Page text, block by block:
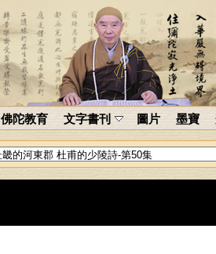
佛陀教育 文字書刊 圖片 墨寶